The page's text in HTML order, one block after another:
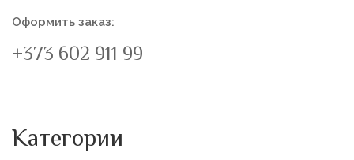
Оформить заказ:
+373 602 911 99
Категории